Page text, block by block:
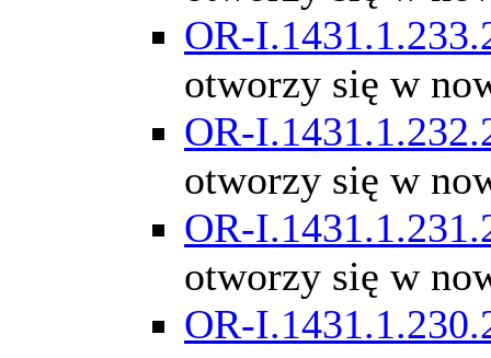
OR-
otworzy się w
OR-
otworzy się w
OR-
otworzy się w
OR-